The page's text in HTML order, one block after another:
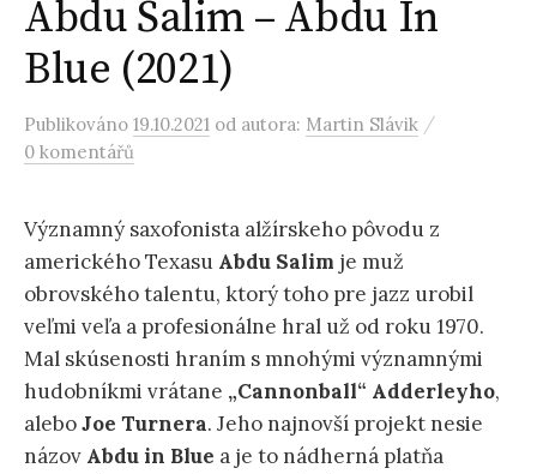
Abdu Salim – Abdu In
Blue (2021)
Publikováno 19.10.2021 od autora: Martin Slávik /
0 komentářů
Významný saxofonista alžírskeho pôvodu z
amerického Texasu Abdu Salim je muž
obrovského talentu, ktorý toho pre jazz urobil
veľmi veľa a profesionálne hral už od roku 1970.
Mal skúsenosti hraním s mnohými významnými
hudobníkmi vrátane „Cannonball“ Adderleyho,
aleboJoe Turnera. Jeho najnovší projekt nesie
názov Abdu in Blue a je to nádherná platňa